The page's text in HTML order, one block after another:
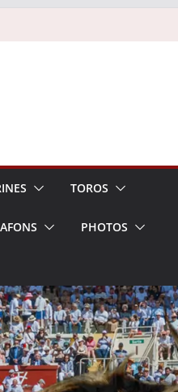
TOROS
PHOTOS